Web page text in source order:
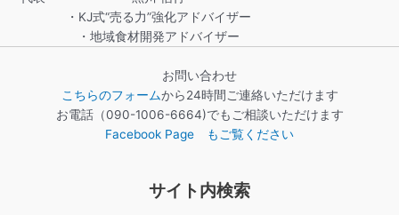
・KJ式“売る力”強化アドバイザー
・地域食材開発アドバイザー
お問い合わせ
こちらのフォームから24時間ご連絡いただけます
お電話（090-1006-6664)でもご相談いただけます
Facebook Page もご覧ください
サイト内検索